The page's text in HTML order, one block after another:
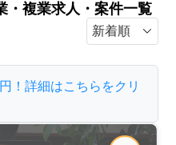
・複業求人・案件一覧
！詳細はこちらをクリ